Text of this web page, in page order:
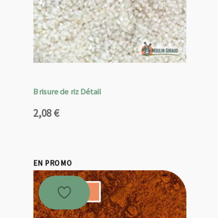
Brisure de riz Détail
2,08€
EN PROMO
Promo !